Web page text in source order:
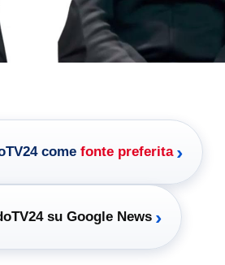
come fonte preferita ›
su Google News ›